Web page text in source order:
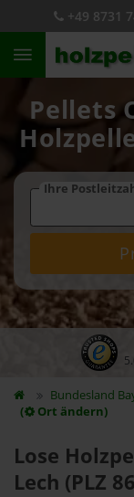
+49 8731
Pellets
Ihre
Bundesland
(
Ort ändern)
Lose
Lech (PLZ